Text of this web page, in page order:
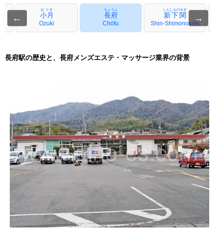
← 小月
おづき
Ozuki
長府
ちょうふ
Chōfu
新下関
しんしものせき
Shin-Shimonoseki
→
長府駅の歴史と、長府メンズエステ・マッサージ業界の背景